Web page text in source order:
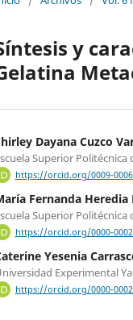
y
Dayana Cuzco
Superior Politécnica
https://orcid.org/0009-
Fernanda Heredia
Superior Politécnica
https://orcid.org/0000-
Yesenia
Experimental
https://orcid.org/0000-